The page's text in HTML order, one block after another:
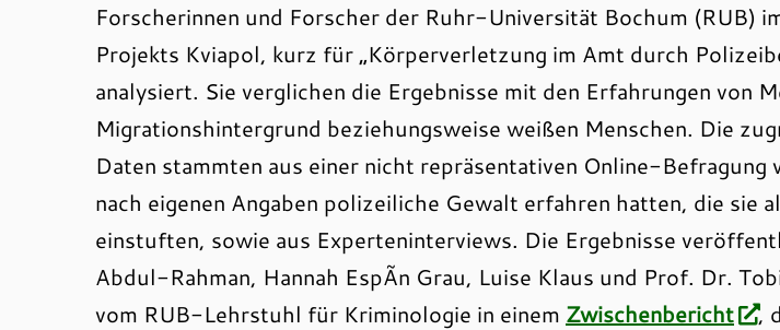
Forscherinnen und Forscher der Ruhr-Universität Bochum (RUB)
Projekts Kviapol, kurz für „Körperverletzung im Amt durch
analysiert. Sie verglichen die Ergebnisse mit den Erfahrungen von
Migrationshintergrund beziehungsweise weißen Menschen. Die
Daten stammten aus einer nicht repräsentativen Online-Befragung
nach eigenen Angaben polizeiliche Gewalt erfahren hatten, die sie
einstuften, sowie aus Experteninterviews. Die Ergebnisse
Abdul-Rahman, Hannah EspÃ­n Grau, Luise Klaus und Prof. Dr.
vom RUB-Lehrstuhl für Kriminologie in einem Zwischenbericht
,